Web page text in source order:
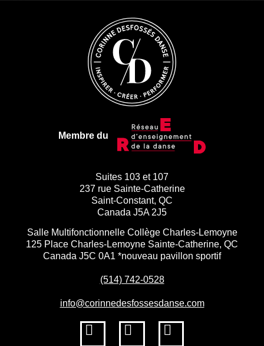
Membre du
Suites 103 et 107
237 rue Sainte-Catherine
Saint-Constant, QC
Canada J5A 2J5
Salle Multifonctionnelle Collège Charles-Lemoyne
125 Place Charles-Lemoyne Sainte-Catherine, QC
Canada J5C 0A1 *nouveau pavillon sportif
(514) 742-0528
info@corinnedesfossesdanse.com